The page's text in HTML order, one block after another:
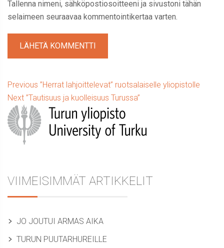
Tallenna nimeni, sähköpostiosoitteeni ja sivustoni tähän
selaimeen seuraavaa kommentointikertaa varten.
Artikkelien
selaus
Previous Previous
post:
”Herrat lahjoittelevat” ruotsalaiselle yliopistolle
Next Next
post:
”Tautisuus ja kuolleisuus Turussa”
Sidebar
VIIMEISIMMÄT ARTIKKELIT
JO JOUTUI ARMAS AIKA
TURUN PUUTARHUREILLE